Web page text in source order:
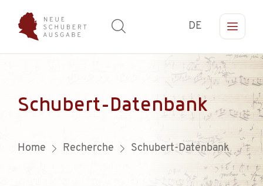
DE
Schubert-Datenbank
Home Recherche Schubert-Datenbank